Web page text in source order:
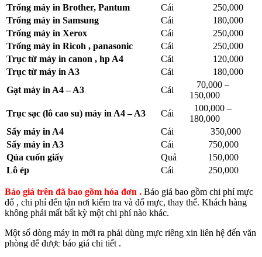
Trống máy in Brother, Pantum
Cái
250,000
Trống máy in Samsung
Cái
180,000
Trống máy in Xerox
Cái
250,000
Trống máy in Ricoh , panasonic
Cái
250,000
Trục từ máy in canon , hp A4
Cái
120,000
Trục từ máy in A3
Cái
180,000
Gạt máy in A4 – A3
Cái
70,000 –
150,000
Trục sạc (lô cao su) máy in A4 – A3
Cái
100,000 –
180,000
Sấy máy in A4
Cái
350,000
Sấy máy in A3
Cái
750,000
Qủa cuốn giấy
Quả
150,000
Lô ép
Cái 250,000
Báo giá trên đã bao gồm hóa đơn . Báo giá bao gồm chi phí mực
đổ , chi phí đến tận nơi kiểm tra và đổ mực, thay thế. Khách hàng
không phải mất bất kỳ một chi phí nào khác.
Một số dòng máy in mới ra phải dùng mực riêng xin liên hệ đến văn
phòng để được báo giá chi tiết .